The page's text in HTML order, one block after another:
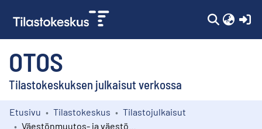
OTOS
Tilastokeskuksen julkaisut verkossa
Kokoelmat
Etusivu Tilastokeskus
Tilastojulkaisut